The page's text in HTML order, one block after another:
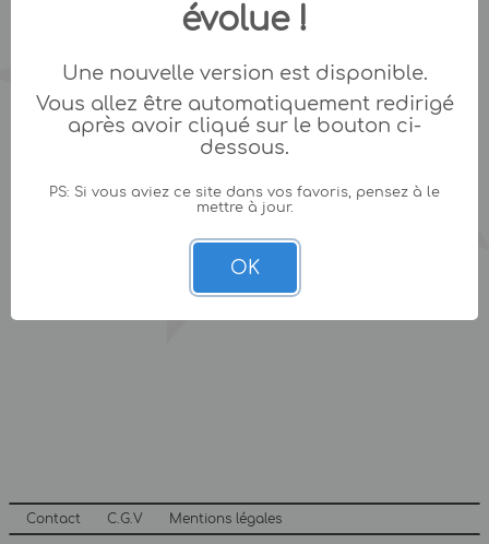
Contact C.G.V Mentions légales
évolue !
Une nouvelle version est disponible.
Vous allez être automatiquement redirigé
après avoir cliqué sur le bouton ci-
dessous.
PS: Si vous aviez ce site dans vos favoris, pensez à le
mettre à jour.
OK